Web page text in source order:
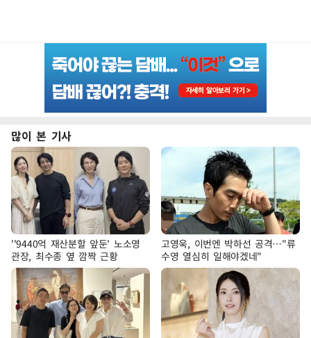
많이 본 기사
''9440억 재산분할 앞둔' 노소영
관장, 최수종 옆 깜짝 근황
고영욱, 이번엔 박하선 공격…"류
수영 열심히 일해야겠네"